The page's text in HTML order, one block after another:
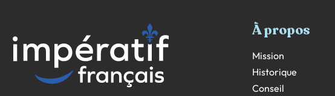
À propos
Mission
Historique
Conseil